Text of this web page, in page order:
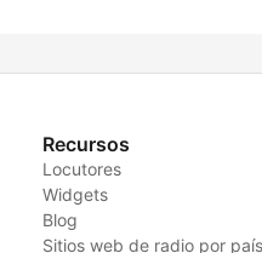
Recursos
Locutores
Widgets
Blog
Sitios web de radio por